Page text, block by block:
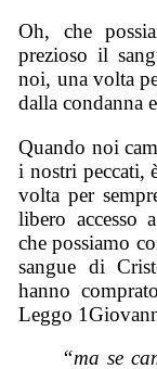
Oh, che
prezioso il
noi, una volta
dalla condanna
Quando noi
i nostri peccati,
volta per
libero accesso
che possiamo
sangue di
hanno
Leggo
“ma se